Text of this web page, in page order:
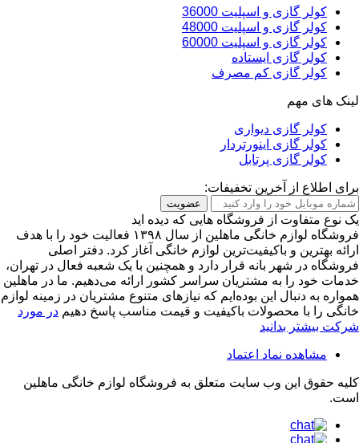
کولر گازی و اسپلیت 36000
کولر گازی و اسپلیت 48000
کولر گازی و اسپلیت 60000
کولر گازی ایستاده
کولر گازی کم مصرف
لینک های مهم
کولر گازی دیواری
کولر گازی اینورتردار
کولر گازی پرتابل
برای اطلاع از آخرین تخفیفات:
عضویت
یک نوع متفاوت از فروشگاه هایی که دیده اید
فروشگاه لوازم خانگی ماهلین از سال ۱۳۹۸ فعالیت خود را با هدف
ارائه بهترین و باکیفیت‌ترین لوازم خانگی آغاز کرد. دفتر اصلی
فروشگاه در شهر بانه قرار دارد و همچنین با یک شعبه فعال در تهران،
خدمات خود را به مشتریان سراسر کشور ارائه می‌دهیم. ما در ماهلین
همواره به دنبال این بوده‌ایم که نیازهای متنوع مشتریان در زمینه لوازم
خانگی را با محصولات باکیفیت و قیمت مناسب پاسخ دهیم در مورد
شرکت بیشتر بدانید
مشاهده نماد اعتماد
کلیه حقوق این وب سایت متعلق به فروشگاه لوازم خانگی ماهلین
است.